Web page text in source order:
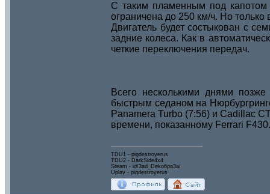
С таким пламенным под капотом
ограничена до 250 км/ч. Но только
Двигатель будет состыкован с
задние колеса. Как в
четкие переключения передач.
Всего несколькими днями
быстрым седаном на
Panamera Turbo (7:56) и Cadillac
времени, показанному Ferrari F430.
TDU1 - pigdestroyerus
TDU2 - DarkSide4x4
Steam - id/3ad_Deko6pa3a/
Uplay - pigdestroyerus